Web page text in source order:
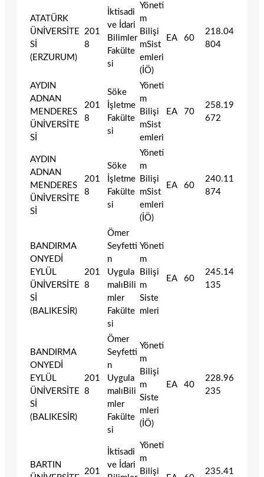
ATATÜRK
ÜNİVERSİTE
Sİ
(ERZURUM)
201
8
İktisadi
ve İdari
Bilimler
Fakülte
si
Yöneti
m
Bilişi
mSist
emleri
(İÖ)
EA 60
218.04
804
AYDIN
ADNAN
MENDERES
ÜNİVERSİTE
Sİ
201
8
Söke
İşletme
Fakülte
si
Yöneti
m
Bilişi
mSist
emleri
EA 70
258.19
672
AYDIN
ADNAN
MENDERES
ÜNİVERSİTE
Sİ
201
8
Söke
İşletme
Fakülte
si
Yöneti
m
Bilişi
mSist
emleri
(İÖ)
EA 60
240.11
874
BANDIRMA
ONYEDİ
EYLÜL
ÜNİVERSİTE
Sİ
(BALIKESİR)
201
8
Ömer
Seyfetti
n
Uygula
malıBili
mler
Fakülte
si
Yöneti
m
Bilişi
m
Siste
mleri
EA 60
245.14
135
BANDIRMA
ONYEDİ
EYLÜL
ÜNİVERSİTE
Sİ
(BALIKESİR)
201
8
Ömer
Seyfetti
n
Uygula
malıBili
mler
Fakülte
si
Yöneti
m
Bilişi
m
Siste
mleri
(İÖ)
EA 40
228.96
235
BARTIN
201
İktisadi
ve İdari
Yöneti
m
Bilişi
235.41